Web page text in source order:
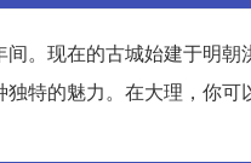
。现在的古城始建于明
特的魅力。在大理，你